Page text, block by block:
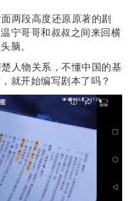
两段高度还原原著的剧
宁哥哥和叔叔之间来回横
脑。
人物关系，不懂中国的基
就开始编写剧本了吗？